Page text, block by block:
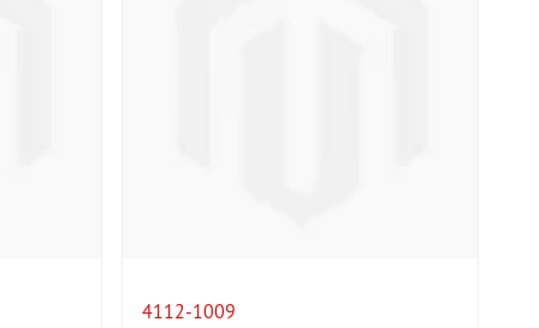
4112-1009